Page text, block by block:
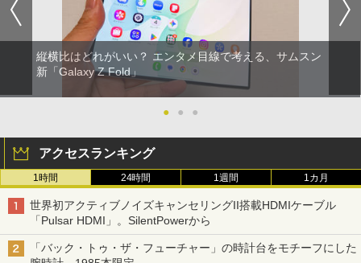
縦横比はどれがいい？ エンタメ目線で考える、サムスン
新「Galaxy Z Fold」
● ● ●
アクセスランキング
1時間 24時間 1週間 1カ月
世界初アクティブノイズキャンセリングII搭載HDMIケーブル
「Pulsar HDMI」。SilentPowerから
「バック・トゥ・ザ・フューチャー」の時計台をモチーフにした